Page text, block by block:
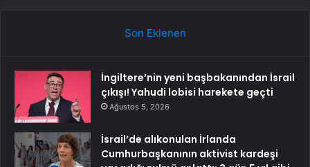
Son Eklenen
İngiltere’nin yeni başbakanından İsrail
çıkışı! Yahudi lobisi harekete geçti
Ağustos 5, 2026
İsrail’de alıkonulan İrlanda
Cumhurbaşkanının aktivist kardeşi